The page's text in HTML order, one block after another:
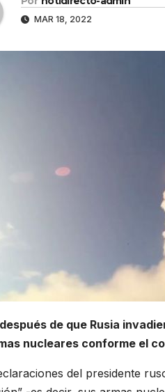
MAR 18, 2022
de que Rusia
nucleares conforme el
del presidente